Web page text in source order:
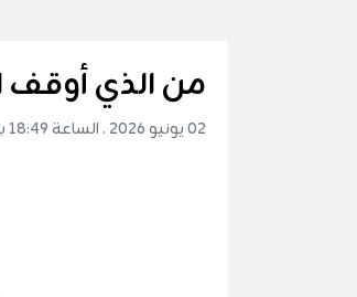
من الذي أوقف
02 يونيو 2026 . الساعة 18:49 بتوقيت مسقط